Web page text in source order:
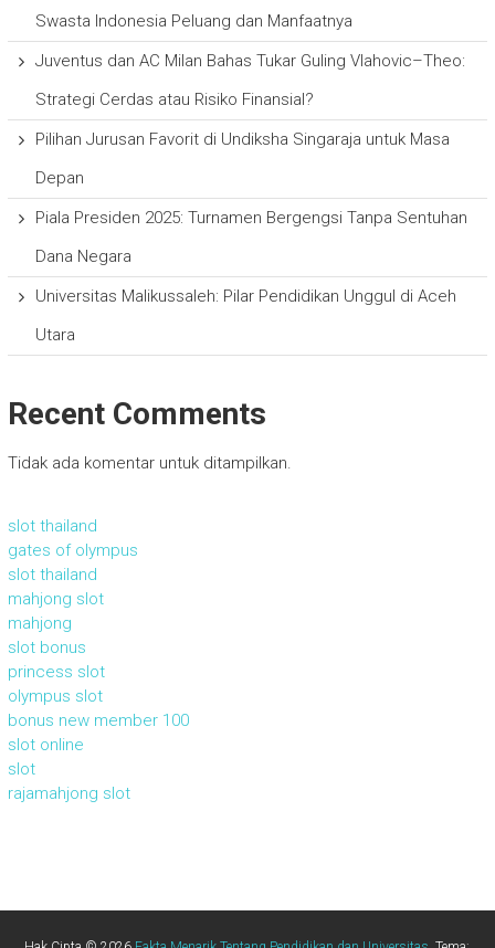
Swasta Indonesia Peluang dan Manfaatnya
Juventus dan AC Milan Bahas Tukar Guling Vlahovic–Theo:
Strategi Cerdas atau Risiko Finansial?
Pilihan Jurusan Favorit di Undiksha Singaraja untuk Masa
Depan
Piala Presiden 2025: Turnamen Bergengsi Tanpa Sentuhan
Dana Negara
Universitas Malikussaleh: Pilar Pendidikan Unggul di Aceh
Utara
Recent Comments
Tidak ada komentar untuk ditampilkan.
slot thailand
gates of olympus
slot thailand
mahjong slot
mahjong
slot bonus
princess slot
olympus slot
bonus new member 100
slot online
slot
rajamahjong slot